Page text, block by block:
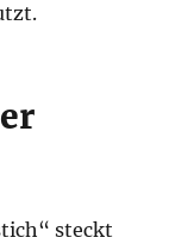
steckt